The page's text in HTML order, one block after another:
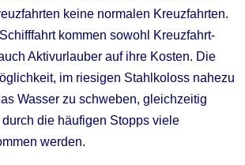
keine normalen Kreuzfahrten.
kommen sowohl Kreuzfahrt-
Aktivurlauber auf ihre Kosten. Die
im riesigen Stahlkoloss nahezu
Wasser zu schweben, gleichzeitig
die häufigen Stopps viele
werden.